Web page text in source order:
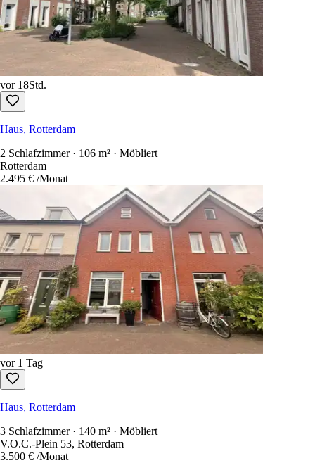
vor 18Std.
Haus, Rotterdam
2 Schlafzimmer · 106 m² · Möbliert
Rotterdam
2.495 € /Monat
vor 1 Tag
Haus, Rotterdam
3 Schlafzimmer · 140 m² · Möbliert
V.O.C.-Plein 53, Rotterdam
3.500 € /Monat